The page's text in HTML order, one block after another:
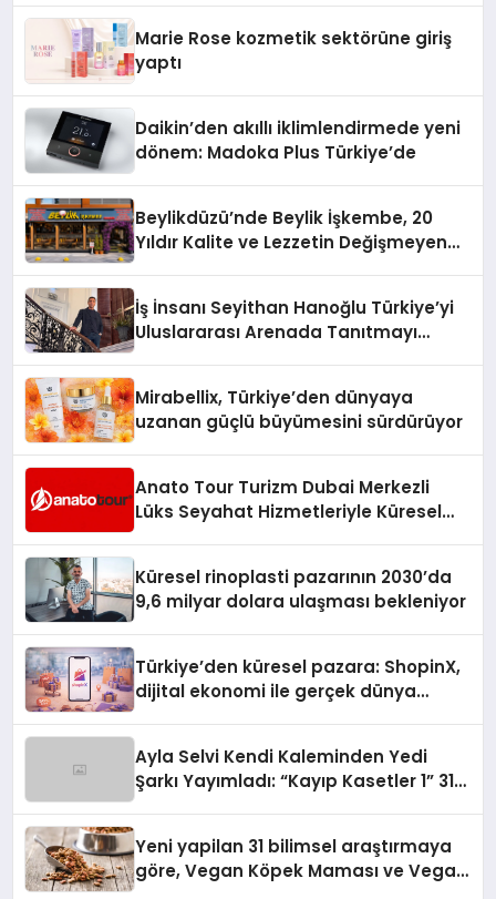
Marie Rose kozmetik sektörüne giriş
yaptı
Daikin’den akıllı iklimlendirmede yeni
dönem: Madoka Plus Türkiye’de
Beylikdüzü’nde Beylik İşkembe, 20
Yıldır Kalite ve Lezzetin Değişmeyen
İş İnsanı Seyithan Hanoğlu Türkiye’yi
Uluslararası Arenada Tanıtmayı
Mirabellix, Türkiye’den dünyaya
uzanan güçlü büyümesini sürdürüyor
Anato Tour Turizm Dubai Merkezli
Lüks Seyahat Hizmetleriyle Küresel
Küresel rinoplasti pazarının 2030’da
9,6 milyar dolara ulaşması bekleniyor
Türkiye’den küresel pazara: ShopinX,
dijital ekonomi ile gerçek dünya
Ayla Selvi Kendi Kaleminden Yedi
Şarkı Yayımladı: “Kayıp Kasetler 1” 31
Yeni yapilan 31 bilimsel araştırmaya
göre, Vegan Köpek Maması ve Vegan